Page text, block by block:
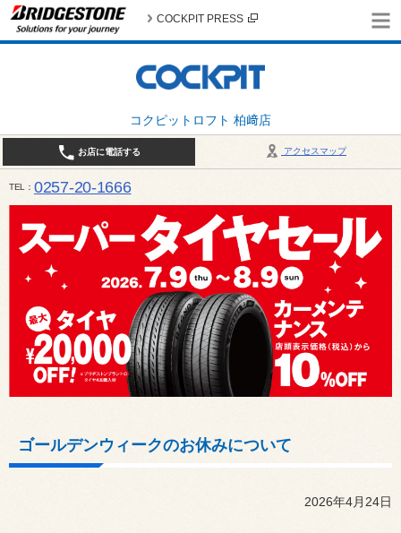
コクピットロフト 柏﨑店
COCKPIT PRESS
アクセスマップ
お店に電話する
TEL 0257-20-1666
平日・土・祝 10:00〜19:00 日曜日（春・秋除く）10:00～18:00 / 定休日：火曜日（1月から2
は月曜日・火曜日お休み）
ゴールデンウィークのお休みについて
2026年4月24日